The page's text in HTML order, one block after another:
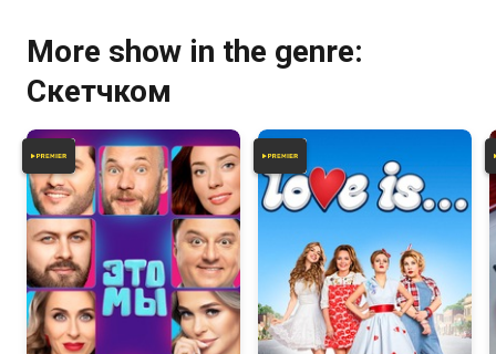
More show in the genre:
Скетчком